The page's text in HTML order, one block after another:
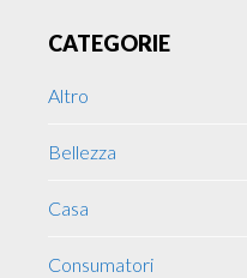
Sidebar
CATEGORIE
Altro
Bellezza
Casa
Consumatori